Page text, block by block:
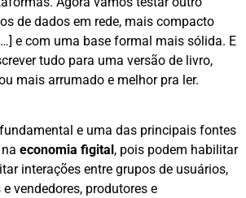
de dados em rede, mais compacto
e com uma base formal mais sólida. E
tudo para uma versão de livro,
mais arrumado e melhor pra ler.
e uma das principais fontes
na economia figital , pois podem habilitar
interações entre grupos de usuários,
vendedores, produtores e